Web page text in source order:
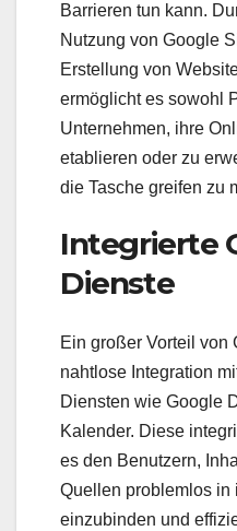
Barrieren tun kann.
Nutzung von Google
Erstellung von
ermöglicht es sowohl
Unternehmen, ihre
etablieren oder zu
die Tasche greifen zu
Integrierte
Dienste
Ein großer Vorteil von
nahtlose Integration
Diensten wie Google
Kalender. Diese
es den Benutzern,
Quellen problemlos in
einzubinden und